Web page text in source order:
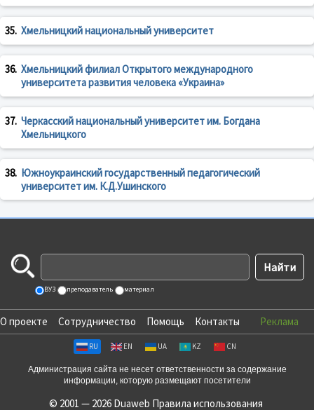
35. Хмельницкий национальный университет
36. Хмельницкий филиал Открытого международного
университета развития человека «Украина»
37. Черкасский национальный университет им. Богдана
Хмельницкого
38. Южноукраинский государственный педагогический
университет им. К.Д.Ушинского
ВУЗ преподаватель материал
О проекте Сотрудничество Помощь Контакты Реклама
RU EN UA KZ CN
Администрация сайта не несет ответственности за содержание
информации, которую размещают посетители
© 2001 — 2026 Duaweb Правила использования